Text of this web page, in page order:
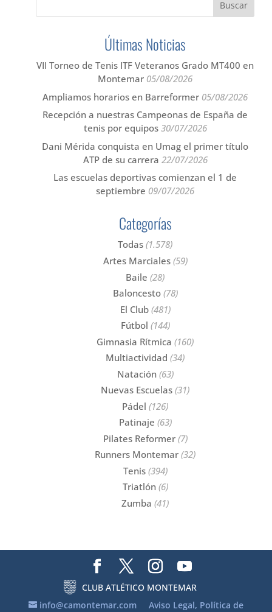
Últimas Noticias
VII Torneo de Tenis ITF Veteranos Grado MT400 en
Montemar 05/08/2026
Ampliamos horarios en Barreformer 05/08/2026
Recepción a nuestras Campeonas de España de
tenis por equipos 30/07/2026
Dani Mérida conquista en Umag el primer título
ATP de su carrera 22/07/2026
Las escuelas deportivas comienzan el 1 de
septiembre 09/07/2026
Categorías
Todas (1.578)
Artes Marciales(59)
Baile (28)
Baloncesto(78)
El Club(481)
Fútbol (144)
Gimnasia Rítmica (160)
Multiactividad (34)
Natación(63)
Nuevas Escuelas (31)
Pádel (126)
Patinaje (63)
Pilates Reformer(7)
Runners Montemar (32)
Tenis(394)
Triatlón(6)
Zumba (41)
CLUB ATLÉTICO MONTEMAR
info@camontemar.com
Aviso Legal, Política de